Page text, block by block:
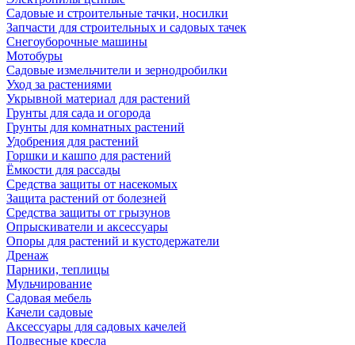
Садовые и строительные тачки, носилки
Запчасти для строительных и садовых тачек
Снегоуборочные машины
Мотобуры
Садовые измельчители и зернодробилки
Уход за растениями
Укрывной материал для растений
Грунты для сада и огорода
Грунты для комнатных растений
Удобрения для растений
Горшки и кашпо для растений
Ёмкости для рассады
Средства защиты от насекомых
Защита растений от болезней
Средства защиты от грызунов
Опрыскиватели и аксессуары
Опоры для растений и кустодержатели
Дренаж
Парники, теплицы
Мульчирование
Садовая мебель
Качели садовые
Аксессуары для садовых качелей
Подвесные кресла